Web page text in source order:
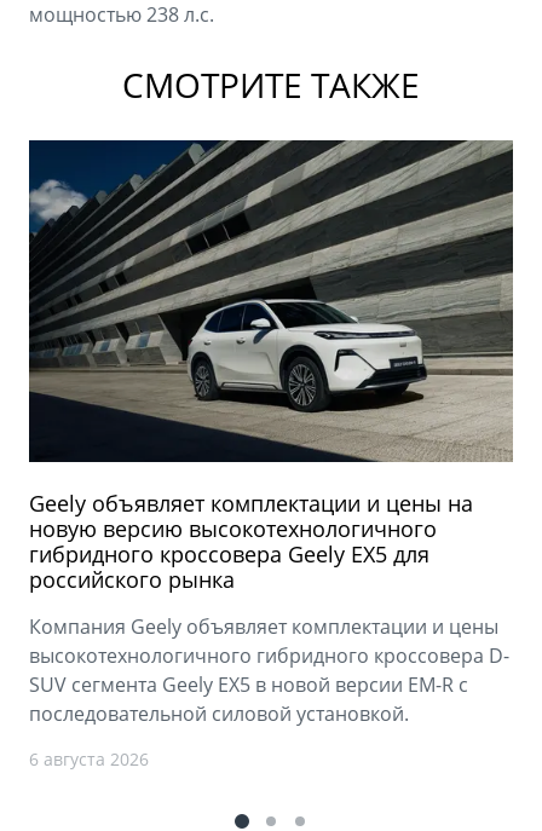
мощностью 238 л.с.
СМОТРИТЕ ТАКЖЕ
Geely объявляет комплектации и цены на
новую версию высокотехнологичного
гибридного кроссовера Geely EX5 для
российского рынка
Компания Geely объявляет комплектации и цены
высокотехнологичного гибридного кроссовера D-
SUV сегмента Geely EX5 в новой версии EM-R с
последовательной силовой установкой.
6 августа 2026